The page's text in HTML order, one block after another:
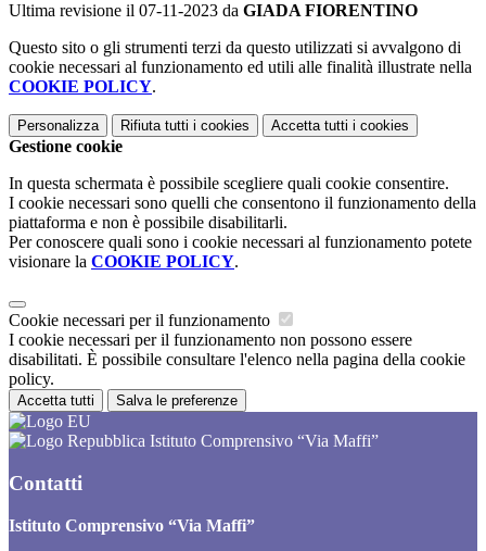
Ultima revisione il 07-11-2023 da GIADA FIORENTINO
Questo sito o gli strumenti terzi da questo utilizzati si avvalgono di
cookie necessari al funzionamento ed utili alle finalità illustrate nella
COOKIE POLICY.
Personalizza Rifiuta tutti i cookies Accetta tutti i cookies
Gestione cookie
In questa schermata è possibile scegliere quali cookie consentire.
I cookie necessari sono quelli che consentono il funzionamento della
piattaforma e non è possibile disabilitarli.
Per conoscere quali sono i cookie necessari al funzionamento potete
visionare la COOKIE POLICY.
Cookie necessari per il funzionamento
I cookie necessari per il funzionamento non possono essere
disabilitati. È possibile consultare l'elenco nella pagina della cookie
policy.
Accetta tutti Salva le preferenze
Istituto Comprensivo “Via Maffi”
Contatti
Istituto Comprensivo “Via Maffi”